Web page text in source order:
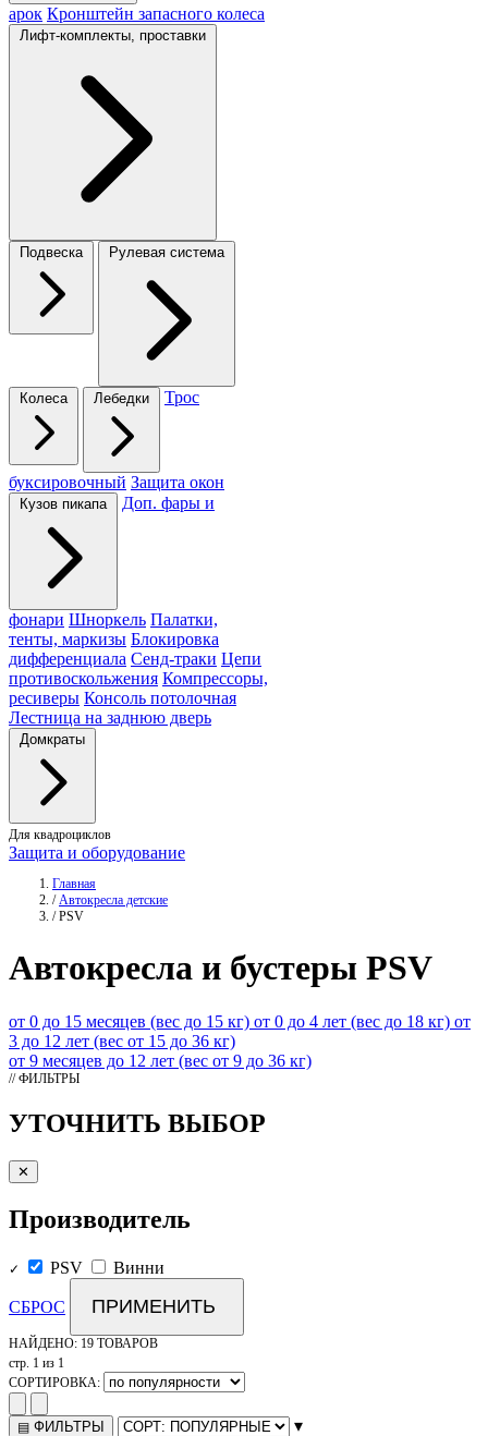
арок Кронштейн запасного колеса
Лифт-комплекты, проставки
Подвеска Рулевая система
Колеса Лебедки Трос
буксировочный Защита окон
Кузов пикапа Доп. фары и
фонари Шноркель Палатки,
тенты, маркизы Блокировка
дифференциала Сенд-траки Цепи
противоскольжения Компрессоры,
ресиверы Консоль потолочная
Лестница на заднюю дверь
Домкраты
Для квадроциклов
Защита и оборудование
Главная
/ Автокресла детские
/ PSV
Автокресла и бустеры PSV
от 0 до 15 месяцев (вес до 15 кг) от 0 до 4 лет (вес до 18 кг) от
3 до 12 лет (вес от 15 до 36 кг)
от 9 месяцев до 12 лет (вес от 9 до 36 кг)
// ФИЛЬТРЫ
УТОЧНИТЬ ВЫБОР
✕
Производитель
✓ PSV Винни
СБРОС ПРИМЕНИТЬ
НАЙДЕНО: 19 ТОВАРОВ
стр. 1 из 1
СОРТИРОВКА:
▤ ФИЛЬТРЫ ▾